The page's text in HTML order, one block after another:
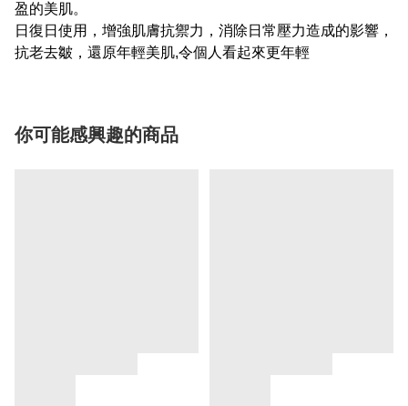
盈的美肌。
日復日使用，增強肌膚抗禦力，消除日常壓力造成的影響，
抗老去皺，還原年輕美肌,令個人看起來更年輕
你可能感興趣的商品